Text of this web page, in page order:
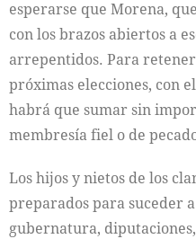
esperarse que Morena,
con los brazos abiertos a
arrepentidos. Para
próximas elecciones, con
habrá que sumar sin
membresía fiel o de
Los hijos y nietos de los
preparados para suceder
gubernatura,